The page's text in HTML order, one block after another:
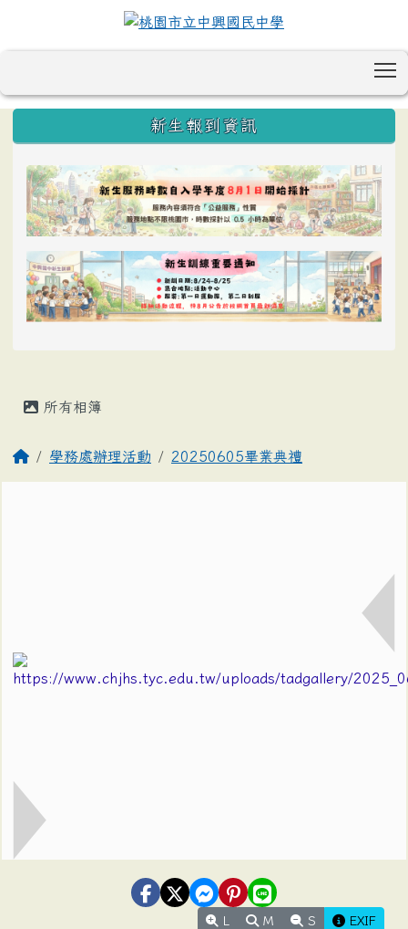
:::
新生報到資訊
所有相簿
學務處辦理活動 20250605畢業典禮
M S EXIF